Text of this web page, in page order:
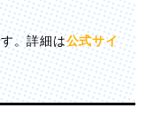
。詳細は公式サイ